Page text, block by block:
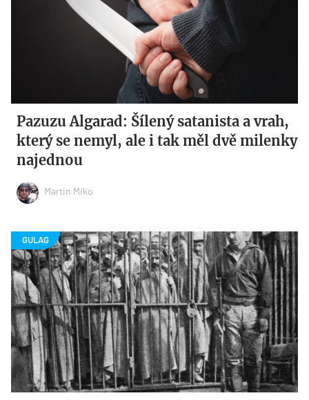
Pazuzu Algarad: Šílený satanista a vrah,
který se nemyl, ale i tak měl dvě milenky
najednou
Martin Miko